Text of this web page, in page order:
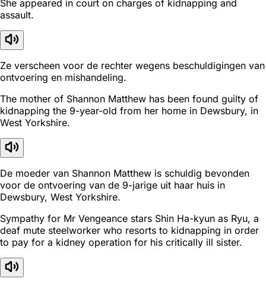
She appeared in court on charges of kidnapping and
assault.
Ze verscheen voor de rechter wegens beschuldigingen van
ontvoering en mishandeling.
The mother of Shannon Matthew has been found guilty of
kidnapping the 9-year-old from her home in Dewsbury, in
West Yorkshire.
De moeder van Shannon Matthew is schuldig bevonden
voor de ontvoering van de 9-jarige uit haar huis in
Dewsbury, West Yorkshire.
Sympathy for Mr Vengeance stars Shin Ha-kyun as Ryu, a
deaf mute steelworker who resorts to kidnapping in order
to pay for a kidney operation for his critically ill sister.